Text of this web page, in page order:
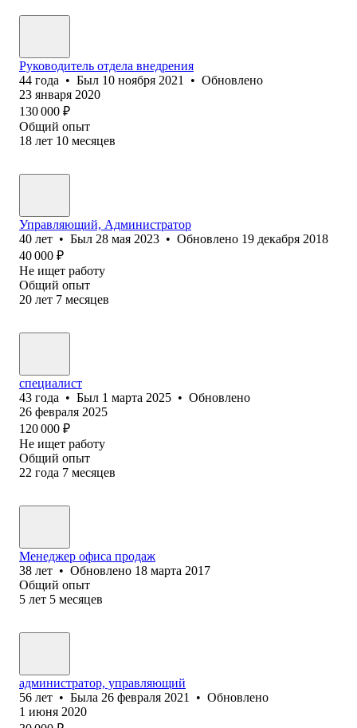
Руководитель отдела внедрения
44 года • Был 10 ноября 2021 • Обновлено
23 января 2020
130 000 ₽
Общий опыт
18 лет 10 месяцев
Управляющий, Администратор
40 лет • Был 28 мая 2023 • Обновлено 19 декабря 2018
40 000 ₽
Не ищет работу
Общий опыт
20 лет 7 месяцев
специалист
43 года • Был 1 марта 2025 • Обновлено
26 февраля 2025
120 000 ₽
Не ищет работу
Общий опыт
22 года 7 месяцев
Менеджер офиса продаж
38 лет • Обновлено 18 марта 2017
Общий опыт
5 лет 5 месяцев
администратор, управляющий
56 лет • Была 26 февраля 2021 • Обновлено
1 июня 2020